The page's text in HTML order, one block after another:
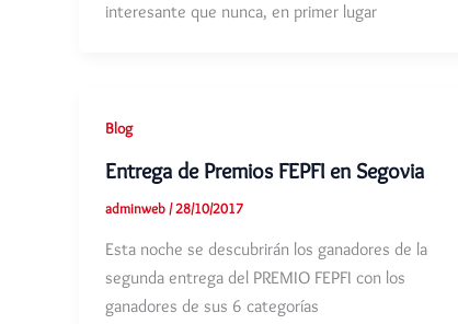
interesante que nunca, en primer lugar
Blog
Entrega de Premios FEPFI en Segovia
adminweb /28/10/2017
Esta noche se descubrirán los ganadores de la
segunda entrega del PREMIO FEPFI con los
ganadores de sus 6 categorías